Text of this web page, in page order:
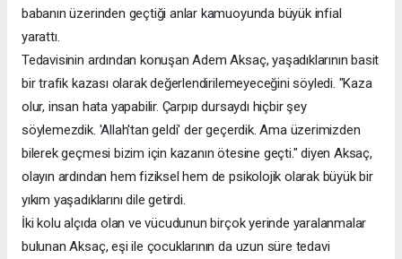
babanın üzerinden geçtiği anlar kamuoyunda büyük infial
yarattı.
Tedavisinin ardından konuşan Adem Aksaç, yaşadıklarının basit
bir trafik kazası olarak değerlendirilemeyeceğini söyledi. "Kaza
olur, insan hata yapabilir. Çarpıp dursaydı hiçbir şey
söylemezdik. 'Allah'tan geldi' der geçerdik. Ama üzerimizden
bilerek geçmesi bizim için kazanın ötesine geçti." diyen Aksaç,
olayın ardından hem fiziksel hem de psikolojik olarak büyük bir
yıkım yaşadıklarını dile getirdi.
İki kolu alçıda olan ve vücudunun birçok yerinde yaralanmalar
bulunan Aksaç, eşi ile çocuklarının da uzun süre tedavi